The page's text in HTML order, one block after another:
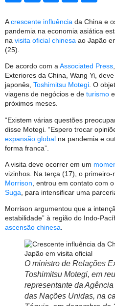
Acrescente influência da China e
pandemia na economia asiática
na visita oficial chinesa ao Japão
(25).
De acordo com aAssociated Press
Exteriores da China, Wang Yi,
japonês, Toshimitsu Motegi. O
viagens de negócios e de turismo
próximos meses.
“Existem várias questões
disse Motegi. “Espero trocar
expansão global na pandemia e
forma franca”.
A visita deve ocorrer em um
vizinhos. Na terça (17), o primeiro-
Morrison , entrou em contato com
Suga , para intensificar uma
Morrison argumentou que a
estabilidade” à região do Indo-
ascensão chinesa.
O ministro de Relações
Toshimitsu Motegi, em
representante da
das Nações Unidas, na